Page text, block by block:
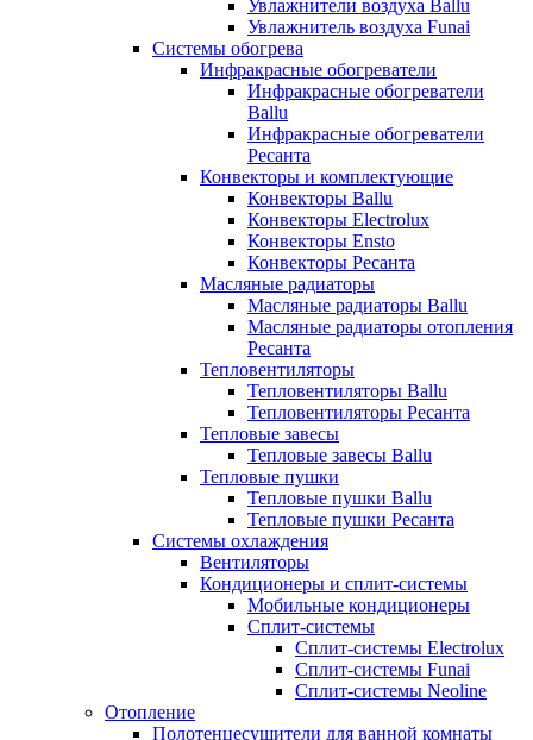
Увлажнители воздуха Ballu
Увлажнитель воздуха Funai
Системы обогрева
Инфракрасные обогреватели
Инфракрасные обогреватели
Ballu
Инфракрасные обогреватели
Ресанта
Конвекторы и комплектующие
Конвекторы Ballu
Конвекторы Electrolux
Конвекторы Ensto
Конвекторы Ресанта
Масляные радиаторы
Масляные радиаторы Ballu
Масляные радиаторы отопления
Ресанта
Тепловентиляторы
Тепловентиляторы Ballu
Тепловентиляторы Ресанта
Тепловые завесы
Тепловые завесы Ballu
Тепловые пушки
Тепловые пушки Ballu
Тепловые пушки Ресанта
Системы охлаждения
Вентиляторы
Кондиционеры и сплит-системы
Мобильные кондиционеры
Сплит-системы
Сплит-системы Electrolux
Сплит-системы Funai
Сплит-системы Neoline
Отопление
Полотенцесушители для ванной комнаты